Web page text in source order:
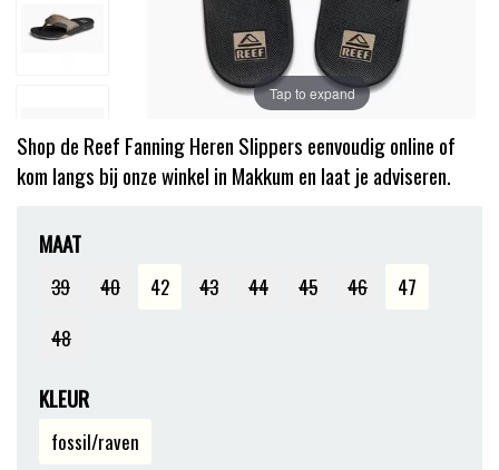
Tap to expand
Shop de Reef Fanning Heren Slippers eenvoudig online of
kom langs bij onze winkel in Makkum en laat je adviseren.
MAAT
39 40 42 43 44 45 46
47
48
KLEUR
fossil/raven